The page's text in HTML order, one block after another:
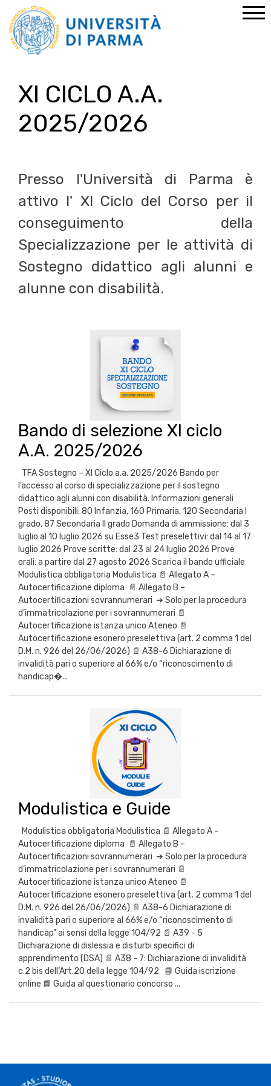
Home
CSS Sostegno
XI CICLO A.A. 2025/2026
XI CICLO A.A.
2025/2026
Presso l'Università di Parma è
attivo l' XI Ciclo del Corso per il
conseguimento della
Specializzazione per le attività di
Sostegno didattico agli alunni e
alunne con disabilità.
Bando di selezione XI ciclo
A.A. 2025/2026
TFA Sostegno – XI Ciclo a.a. 2025/2026 Bando per
l’accesso al corso di specializzazione per il sostegno
didattico agli alunni con disabilità. Informazioni generali
Posti disponibili: 80 Infanzia, 160 Primaria, 120 Secondaria I
grado, 87 Secondaria II grado Domanda di ammissione: dal 3
luglio al 10 luglio 2026 su Esse3 Test preselettivi: dal 14 al 17
luglio 2026 Prove scritte: dal 23 al 24 luglio 2026 Prove
orali: a partire dal 27 agosto 2026 Scarica il bando ufficiale
Modulistica obbligatoria Modulistica 📄 Allegato A –
Autocertificazione diploma 📄 Allegato B –
Autocertificazioni sovrannumerari ➔ Solo per la procedura
d’immatricolazione per i sovrannumerari 📄
Autocertificazione istanza unico Ateneo 📄
Autocertificazione esonero preselettiva (art. 2 comma 1 del
D.M. n. 926 del 26/06/2026) 📄 A38-6 Dichiarazione di
invalidità pari o superiore al 66% e/o “riconoscimento di
handicap�...
Modulistica e Guide
Modulistica obbligatoria Modulistica 📄 Allegato A –
Autocertificazione diploma 📄 Allegato B –
Autocertificazioni sovrannumerari ➔ Solo per la procedura
d’immatricolazione per i sovrannumerari 📄
Autocertificazione istanza unico Ateneo 📄
Autocertificazione esonero preselettiva (art. 2 comma 1 del
D.M. n. 926 del 26/06/2026) 📄 A38-6 Dichiarazione di
invalidità pari o superiore al 66% e/o “riconoscimento di
handicap” ai sensi della legge 104/92 📄 A39 - 5
Dichiarazione di dislessia e disturbi specifici di
apprendimento (DSA) 📄 A38 - 7: Dichiarazione di invalidità
c.2 bis dell’Art.20 della legge 104/92 📘 Guida iscrizione
online 📘 Guida al questionario concorso ...